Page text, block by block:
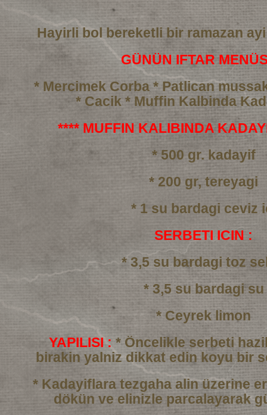
Hayirli bol bereketli bir ramazan
GÜNÜN IFTAR
* Mercimek Corba * Patlican
* Cacik * Muffin Kalbinda
**** MUFFIN KALIBINDA
* 500 gr. kadayif
* 200 gr, tereyagi
* 1 su bardagi ceviz
SERBETI ICIN :
* 3,5 su bardagi toz
* 3,5 su bardagi su
* Ceyrek limon
YAPILISI : * Öncelikle serbeti
birakin yalniz dikkat edin koyu bir
* Kadayiflara tezgaha alin üzerine
dökün ve elinizle parcalayarak